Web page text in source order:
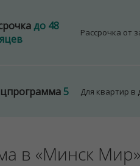
до 48
Рассрочка от
5 Для квартир
в «Минск Мир»